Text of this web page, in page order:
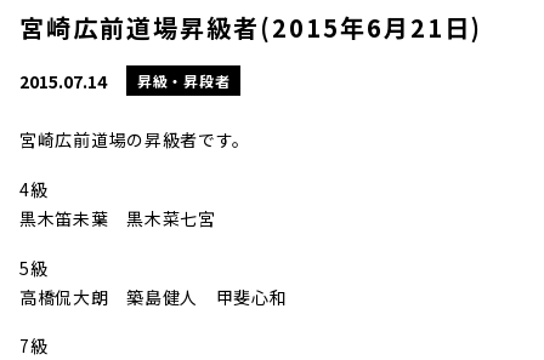
宮崎広前道場昇級者(2015年6月21日)
2015.07.14 昇級・昇段者
宮崎広前道場の昇級者です。
4級
黒木笛未葉 黒木菜七宮
5級
高橋侃大朗 築島健人 甲斐心和
7級